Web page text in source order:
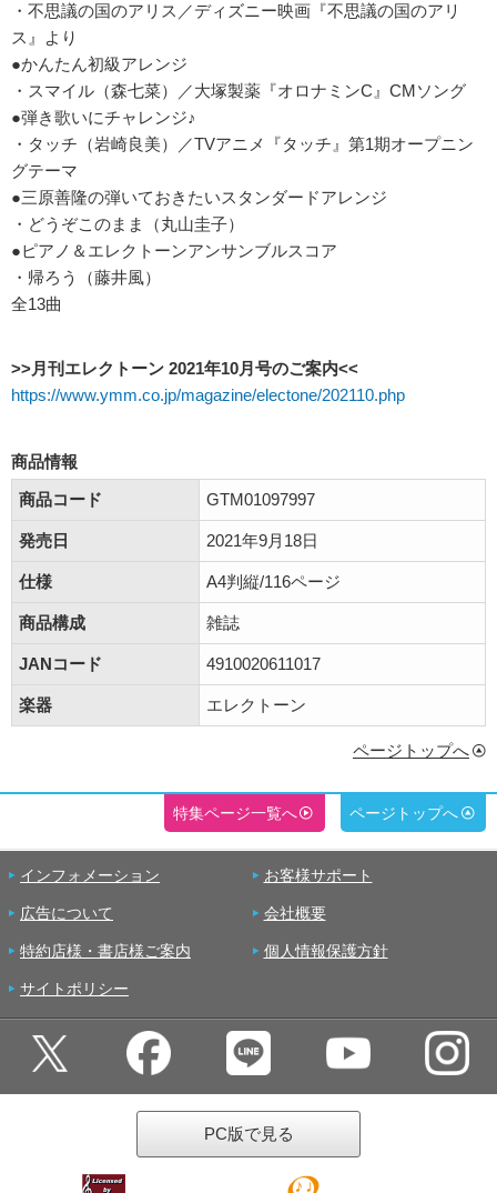
・不思議の国のアリス／ディズニー映画『不思議の国のアリ
ス』より
●かんたん初級アレンジ
・スマイル（森七菜）／大塚製薬『オロナミンC』CMソング
●弾き歌いにチャレンジ♪
・タッチ（岩崎良美）／TVアニメ『タッチ』第1期オープニン
グテーマ
●三原善隆の弾いておきたいスタンダードアレンジ
・どうぞこのまま（丸山圭子）
●ピアノ＆エレクトーンアンサンブルスコア
・帰ろう（藤井風）
全13曲
>>月刊エレクトーン 2021年10月号のご案内<<
https://www.ymm.co.jp/magazine/electone/202110.php
商品情報
商品コード
GTM01097997
発売日 2021年9月18日
仕様 A4判縦/116ページ
商品構成 雑誌
JANコード 4910020611017
楽器 エレクトーン
ページトップへ
特集ページ一覧へ ページトップへ
インフォメーション お客様サポート
広告について 会社概要
特約店様・書店様ご案内 個人情報保護方針
サイトポリシー
PC版で見る